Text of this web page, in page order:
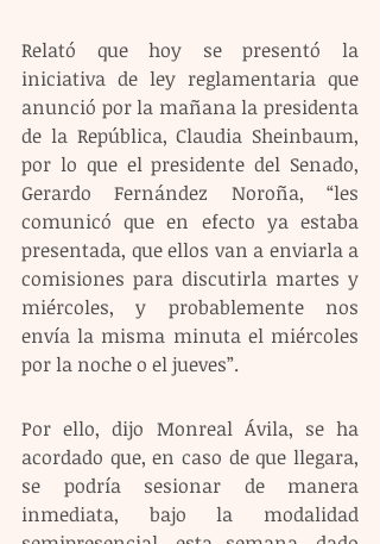
Relató que hoy se presentó la
iniciativa de ley reglamentaria que
anunció por la mañana la presidenta
de la República, Claudia Sheinbaum,
por lo que el presidente del Senado,
Gerardo Fernández Noroña, “les
comunicó que en efecto ya estaba
presentada, que ellos van a enviarla a
comisiones para discutirla martes y
miércoles, y probablemente nos
envía la misma minuta el miércoles
por la noche o el jueves”.
Por ello, dijo Monreal Ávila, se ha
acordado que, en caso de que llegara,
se podría sesionar de manera
inmediata, bajo la modalidad